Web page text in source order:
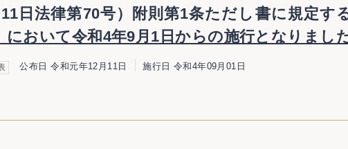
11日法律第70号）附則第1条ただし書に規定
において令和4年9月1日からの施行となりまし
公布日 令和元年12月11日 施行日 令和4年09月01日